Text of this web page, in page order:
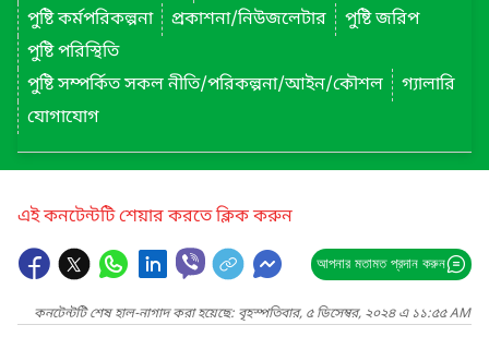
পুষ্টি কর্মপরিকল্পনা
প্রকাশনা/নিউজলেটার
পুষ্টি জরিপ
পুষ্টি পরিস্থিতি
পুষ্টি সম্পর্কিত সকল নীতি/পরিকল্পনা/আইন/কৌশল
গ্যালারি
যোগাযোগ
এই কনটেন্টটি শেয়ার করতে ক্লিক করুন
আপনার মতামত প্রদান করুন
কনটেন্টটি শেষ হাল-নাগাদ করা হয়েছে: বৃহস্পতিবার, ৫ ডিসেম্বর, ২০২৪ এ ১১:৫৫ AM